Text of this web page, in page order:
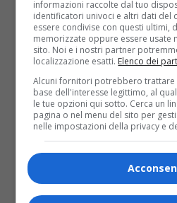
ritorna “il
Il programma della
informazioni raccolte dal tuo
identificatori univoci e altri dati del
essere condivise con questi ultimi,
memorizzate oppure essere usate
sito. Noi e i nostri partner
localizzazione esatti. Elenco dei
Alcuni fornitori potrebbero trattare
base dell'interesse legittimo, al
le tue opzioni qui sotto. Cerca un
pagina o nel menu del sito per
nelle impostazioni della privacy e